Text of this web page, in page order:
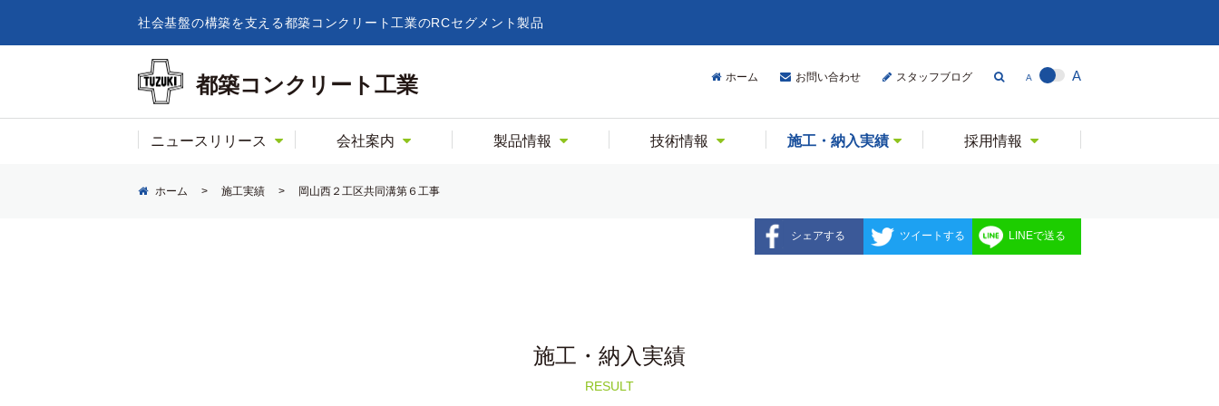
社会基盤の構築を支える都築コンクリート工業のRCセグメント製品
都築コンクリート工業 ホーム お問い合わせ スタッフブログ A A
ニュースリリース 会社案内 製品情報 技術情報 施工・納入実績 採用情報
ホーム > 施工実績 > 岡山西２工区共同溝第６工事
シェアする ツイートする LINEで送る
施工・納入実績
RESULT